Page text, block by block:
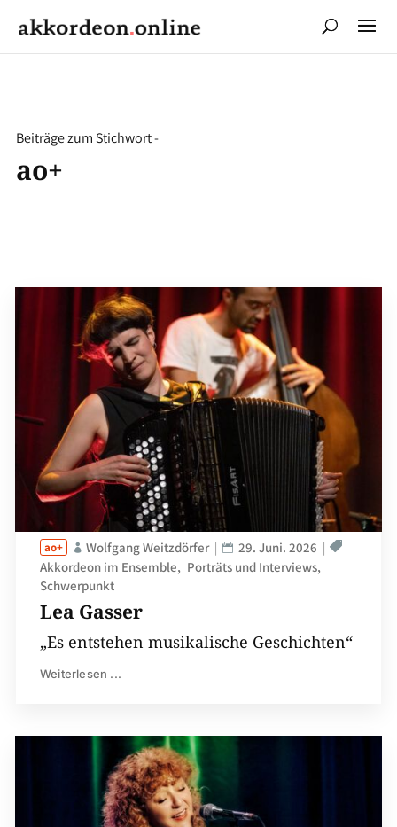
Beiträge zum Stichwort -
ao+
Lea Gasser
Wolfgang Weitzdörfer
29. Juni. 2026
Akkordeon im Ensemble
Porträts und Interviews
Schwerpunkt
„Es entstehen musikalische Geschichten“
Weiterlesen ...